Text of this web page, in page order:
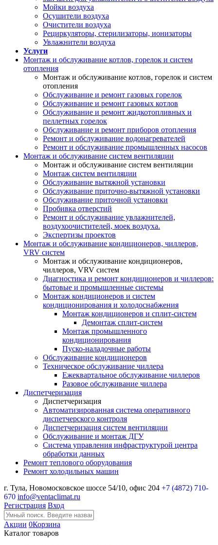
Мойки воздуха
Осушители воздуха
Очистители воздуха
Рециркуляторы, стерилизаторы, ионизаторы
Увлажнители воздуха
Услуги
Монтаж и обслуживание котлов, горелок и систем
отопления
Монтаж и обслуживание котлов, горелок и систем
отопления
Обслуживание и ремонт газовых горелок
Обслуживание и ремонт газовых котлов
Обслуживание и ремонт жидкотопливных и
пеллетных горелок
Обслуживание и ремонт приборов отопления
Ремонт и обслуживание водонагревателей
Ремонт и обслуживание промышленных насосов
Монтаж и обслуживание систем вентиляции
Монтаж и обслуживание систем вентиляции
Монтаж систем вентиляции
Обслуживание вытяжной установки
Обслуживание приточно-вытяжной установки
Обслуживание приточной установки
Пробивка отверстий
Ремонт и обслуживание увлажнителей,
воздухоочистителей, моек воздуха.
Экспертизы проектов
Монтаж и обслуживание кондиционеров, чиллеров,
VRV систем
Монтаж и обслуживание кондиционеров,
чиллеров, VRV систем
Диагностика и ремонт кондиционеров и чиллеров:
бытовые и промышленные системы
Монтаж кондиционеров и систем
кондиционирования и холодоснабжения
Монтаж кондиционеров и сплит-систем
Демонтаж сплит-систем
Монтаж промышленного
кондиционирования
Пуско-наладочные работы
Обслуживание кондиционеров
Техническое обслуживание чиллера
Ежеквартальное обслуживание чиллеров
Разовое обслуживание чиллера
Диспетчеризация
Диспетчеризация
Автоматизированная система оперативного
диспетчерского контроля
Диспетчеризация систем вентиляции
Обслуживание и монтаж ДГУ
Система управления инфраструктурой центра
обработки данных
Ремонт теплового оборудования
Ремонт холодильных машин
г. Тула, Новомосковское шоссе 54/10, офис 204 +7 (4872) 710-
670 info@ventaclimat.ru
Регистрация Вход
Акции 0Корзина
Каталог товаров